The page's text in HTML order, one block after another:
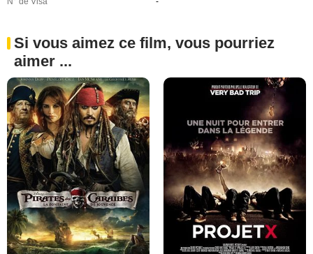
Si vous aimez ce film, vous pourriez
aimer ...